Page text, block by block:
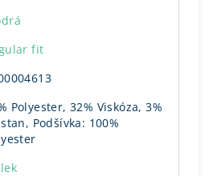
fit
Polyester, 32% Viskóza, 3%
Podšívka: 100%